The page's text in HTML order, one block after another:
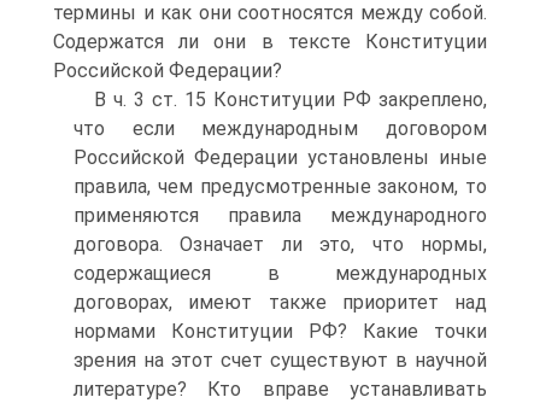
термины и как они соотносятся между собой.
Содержатся ли они в тексте Конституции
Российской Федерации?
В ч. 3 ст. 15 Конституции РФ закреплено,
что если международным договором
Российской Федерации установлены иные
правила, чем предусмотренные законом, то
применяются правила международного
договора. Означает ли это, что нормы,
содержащиеся в международных
договорах, имеют также приоритет над
нормами Конституции РФ? Какие точки
зрения на этот счет существуют в научной
литературе? Кто вправе устанавливать